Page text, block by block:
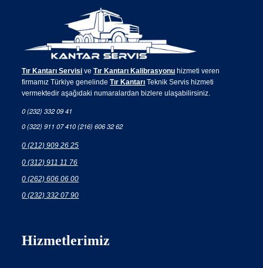
Tır Kantarı Servisi veTır Kantarı Kalibrasyonu hizmeti veren
firmamız Türkiye genelindeTır Kantarı Teknik Servis hizmeti
vermektedir aşağıdaki numaralardan bizlere ulaşabilirsiniz.
0 (232) 332 09 41
0 (322) 911 07 410 (216) 606 32 62
0 (212) 909 26 25
0 (312) 911 11 76
0 (262) 606 06 00
0 (232) 332 07 90
Hizmetlerimiz